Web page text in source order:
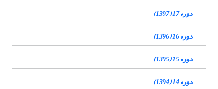
دوره 17 (1397)
دوره 16 (1396)
دوره 15 (1395)
دوره 14 (1394)